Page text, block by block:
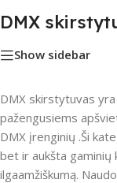
DMX
Show sidebar
DMX skirstytuvas
pažengusiems
DMX įrenginių .Ši
bet ir aukšta gaminių
ilgaamžiškumą.